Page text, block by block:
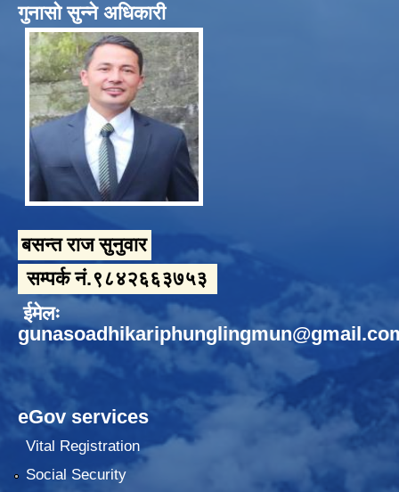
गुनासो सुन्ने अधिकारी
बसन्त राज सुनुवार
सम्पर्क नं.९८४२६६३७५३
ईमेलः
eGov services
Vital Registration
Social Security